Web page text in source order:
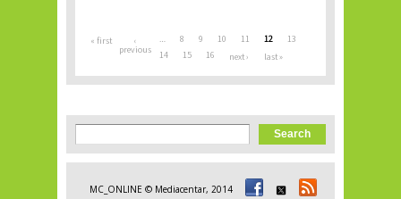
« first ‹
previous
… 8 9 10 11 12
13
14
15 16 next › last »
Search form
Search
MC_ONLINE © Mediacentar, 2014